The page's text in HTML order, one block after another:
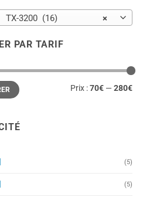
×
3200 (16)
PAR TARIF
Prix :70€— 280€
(5)
(5)